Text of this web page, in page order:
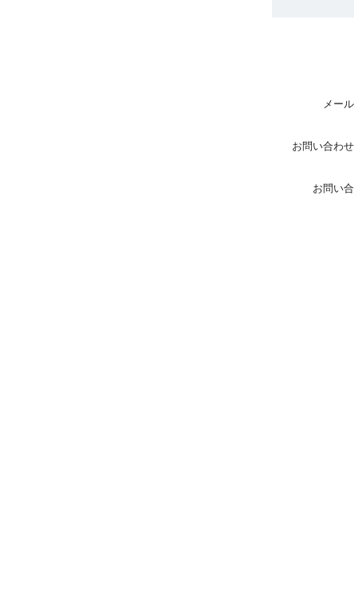
メー
お問い合わ
お問い